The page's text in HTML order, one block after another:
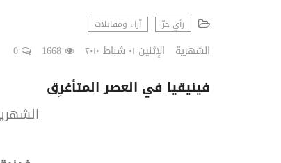
رأي حرّ آراء ومقابلات
الشهرية الإثنين ٠١ شباط ٢٠١٠ 1668
0
فينيقيا في العصر المتأغرِق
الشهرية –